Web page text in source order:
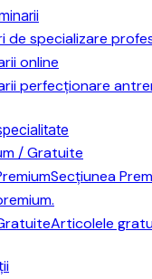
de specializare
online
perfecționare
/ Gratuite
Secțiunea
Articolele